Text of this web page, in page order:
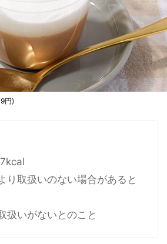
円)
り取扱いのない場合があると
扱いがないとのこと